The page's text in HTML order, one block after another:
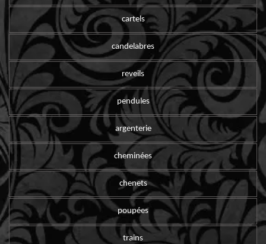
cartels
candelabres
reveils
pendules
argenterie
cheminées
chenets
poupées
trains